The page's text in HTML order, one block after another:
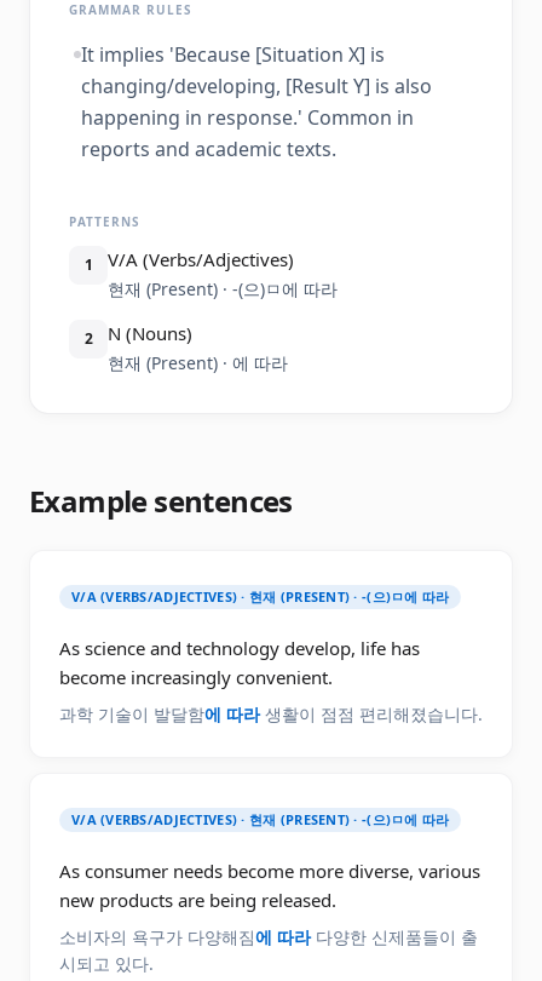
GRAMMAR RULES
It implies 'Because [Situation X] is
changing/developing, [Result Y] is also
happening in response.' Common in
reports and academic texts.
PATTERNS
1 V/A (Verbs/Adjectives)
현재 (Present) · -(으)ㅁ에 따라
2 N (Nouns)
현재 (Present) · 에 따라
Example sentences
V/A (VERBS/ADJECTIVES) · 현재 (PRESENT) · -(으)ㅁ에 따라
As science and technology develop, life has
become increasingly convenient.
과학 기술이 발달함에 따라생활이 점점 편리해졌습니다.
V/A (VERBS/ADJECTIVES) · 현재 (PRESENT) · -(으)ㅁ에 따라
As consumer needs become more diverse, various
new products are being released.
소비자의 욕구가 다양해짐에 따라다양한 신제품들이 출
시되고 있다.